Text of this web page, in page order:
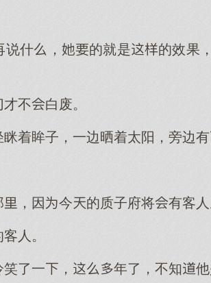
说什，的就是的效果
不白废。
着眸子，一边晒着太阳，旁边
，因今的质子府将有客人
人。
了一，年了，不知他